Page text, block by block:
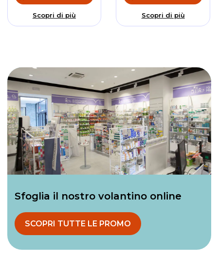
Scopri di più Scopri di più
Sfoglia il nostro volantino online
SCOPRI TUTTE LE PROMO